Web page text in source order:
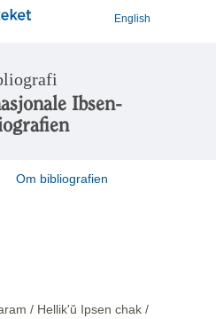
English
Ibsen-
Om bibliografien
/ Hellik'ŭ Ipsen chak /